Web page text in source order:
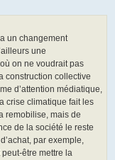
un changement
une
on ne voudrait pas
construction collective
d’attention médiatique,
crise climatique fait les
remobilise, mais de
de la société le reste
par exemple,
être mettre la